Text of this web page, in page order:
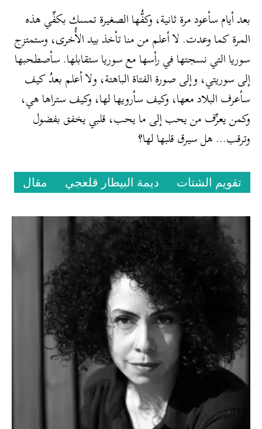
بعد أيام سأعود مرة ثانية، وكفُّها الصغيرة تمسك بكفِّي هذه
المرة كما وعدت. لا أعلم من منا تأخذ بيد الأُخرى، وستمتزج
سوريا التي نسجتها في رأسها مع سوريا ستقابلها. سأصطحبها
إلى سوريتي، وإلى صورة الفتاة الباهتة، ولا أعلم بعدُ كيف
سأعرف البلاد معها، وكيف سأرويها لها، وكيف ستراها هي،
وكمن يعرِّف من يحب إلى ما يحب، قلبي يخفق بفضول
وترقب… هل سيرق قلبها لها؟
تقويم الشتات ديمة البيطار قلعجي مقال